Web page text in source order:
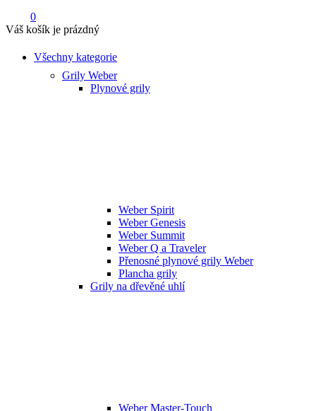
0
Váš košík je prázdný
Všechny kategorie
Grily Weber
Plynové grily
Weber Spirit
Weber Genesis
Weber Summit
Weber Q a Traveler
Přenosné plynové grily Weber
Plancha grily
Grily na dřevěné uhlí
Weber Master-Touch